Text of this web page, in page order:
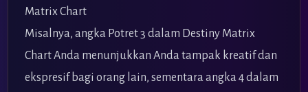
Matrix Chart
Misalnya, angka Potret 3 dalam Destiny Matrix
Chart Anda menunjukkan Anda tampak kreatif dan
ekspresif bagi orang lain, sementara angka 4 dalam